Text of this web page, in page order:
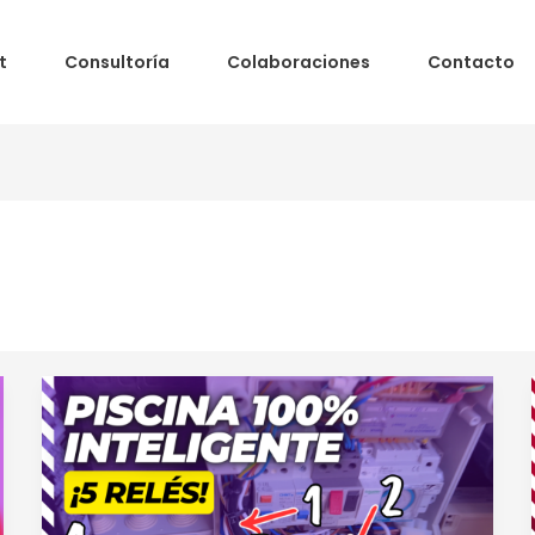
Consultoría Colaboraciones Contacto
Actualización
y
Automatización
de
la